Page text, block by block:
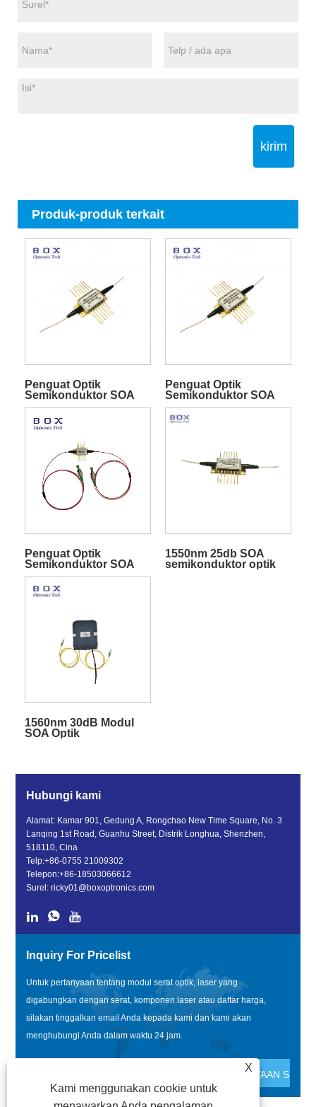
kirim
Produk-produk terkait
Penguat Optik
Semikonduktor SOA
1310nm 10dBm SM
Butterfly
Penguat Optik
Semikonduktor SOA
SM 1550nm 8dBm
Penguat Optik
Semikonduktor SOA
1550nm 15dBm BTF
1550nm 25db SOA
semikonduktor optik
1560nm 30dB Modul
SOA Optik
Hubungi kami
Alamat: Kamar 901, Gedung A, Rongchao New Time Square, No. 3
Lanqing 1st Road, Guanhu Street, Distrik Longhua, Shenzhen,
518110, Cina
Telp:+86-0755 21009302
Telepon:+86-18503066612
Surel:ricky01@boxoptronics.com
Inquiry For Pricelist
Untuk pertanyaan tentang modul serat optik, laser yang
digabungkan dengan serat, komponen laser atau daftar harga,
silakan tinggalkan email Anda kepada kami dan kami akan
menghubungi Anda dalam waktu 24 jam.
X
Kami menggunakan cookie untuk